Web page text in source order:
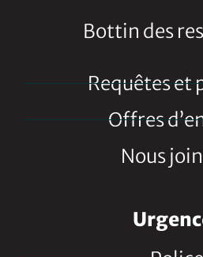
Bottin des
Requêtes et
Offres
Nous